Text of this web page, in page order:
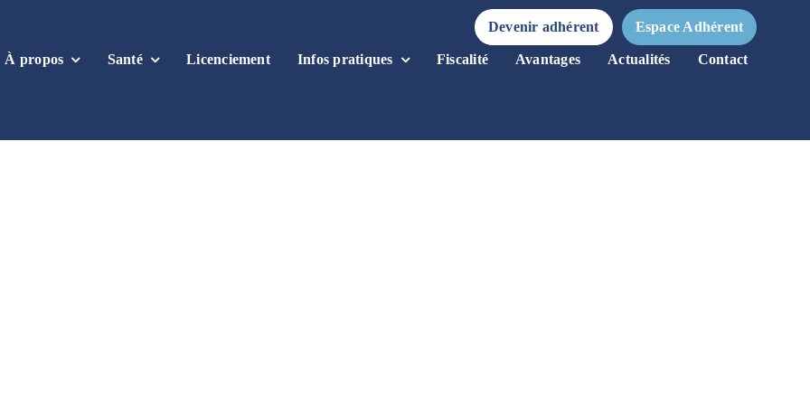
Devenir adhérent Espace Adhérent
À propos Santé Licenciement Infos pratiques Fiscalité Avantages Actualités Contact